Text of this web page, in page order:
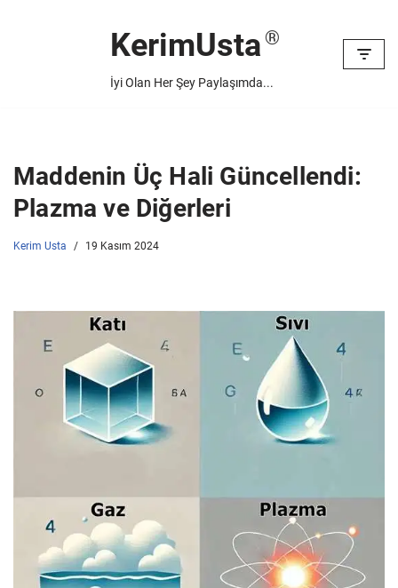
KerimUsta
İyi Olan Her Şey Paylaşımda...
Maddenin Üç Hali Güncellendi:
Plazma ve Diğerleri
Kerim Usta 19 Kasım 2024